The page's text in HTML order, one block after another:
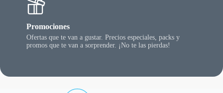
Promociones
Ofertas que te van a gustar. Precios especiales, packs y
promos que te van a sorprender. ¡No te las pierdas!